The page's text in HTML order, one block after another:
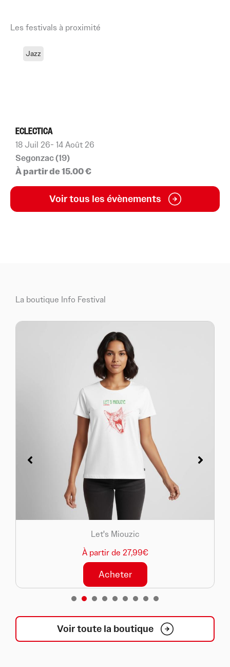
Les festivals à proximité
Jazz
ECLECTICA
18 Juil 26- 14 Août 26
Segonzac (19)
À partir de 15.00 €
Voir tous les évènements
La boutique Info Festival
Let's Miouzic
À partir de 27,99€
Acheter
1
Voir toute la boutique